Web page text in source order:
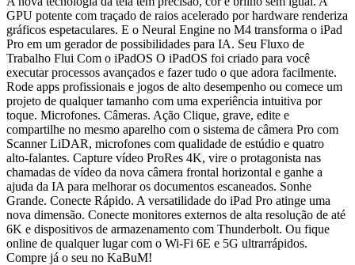
GPU potente com traçado de raios acelerado por hardware renderiza
gráficos espetaculares. E o Neural Engine no M4 transforma o iPad
Pro em um gerador de possibilidades para IA. Seu Fluxo de
Trabalho Flui Com o iPadOS O iPadOS foi criado para você
executar processos avançados e fazer tudo o que adora facilmente.
Rode apps profissionais e jogos de alto desempenho ou comece um
projeto de qualquer tamanho com uma experiência intuitiva por
toque. Microfones. Câmeras. Ação Clique, grave, edite e
compartilhe no mesmo aparelho com o sistema de câmera Pro com
Scanner LiDAR, microfones com qualidade de estúdio e quatro
alto-falantes. Capture vídeo ProRes 4K, vire o protagonista nas
chamadas de vídeo da nova câmera frontal horizontal e ganhe a
ajuda da IA para melhorar os documentos escaneados. Sonhe
Grande. Conecte Rápido. A versatilidade do iPad Pro atinge uma
nova dimensão. Conecte monitores externos de alta resolução de até
6K e dispositivos de armazenamento com Thunderbolt. Ou fique
online de qualquer lugar com o Wi-Fi 6E e 5G ultrarrápidos.
Compre já o seu no KaBuM!